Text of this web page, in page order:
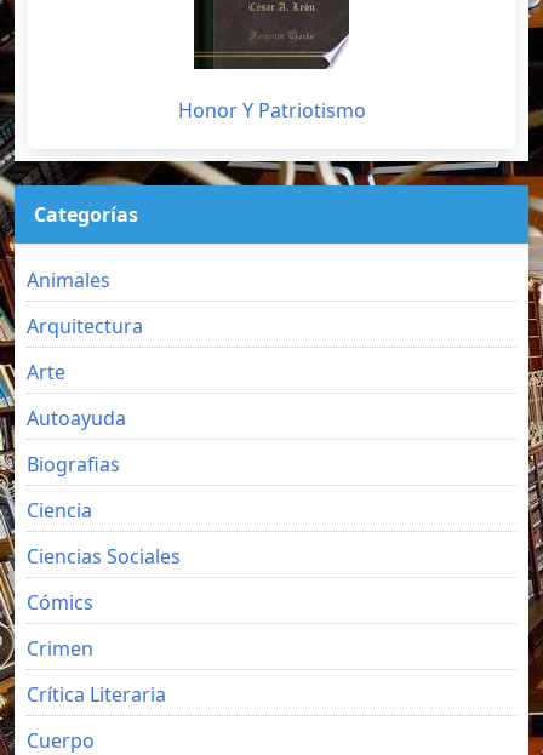
Honor Y Patriotismo
Categorías
Animales
Arquitectura
Arte
Autoayuda
Biografias
Ciencia
Ciencias Sociales
Cómics
Crimen
Crítica Literaria
Cuerpo